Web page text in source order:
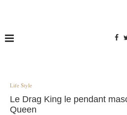
Life Style
Le Drag King le pendant
Queen